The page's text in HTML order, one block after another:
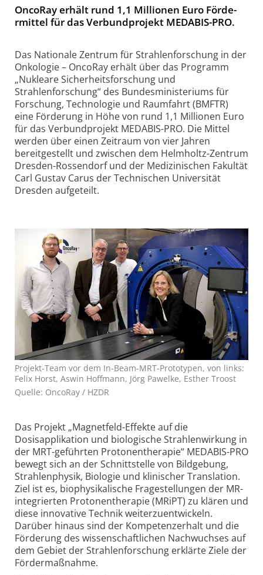
Onco­Ray er­hält rund 1,1 Mil­lio­nen Euro För­de­
rmittel für das Ver­bund­pro­jekt MEDABIS-PRO.
Das Nationale Zentrum für Strahlenforschung in der
Onkologie – OncoRay erhält über das Programm
„Nukleare Sicherheitsforschung und
Strahlenforschung“ des Bundesministeriums für
Forschung, Technologie und Raumfahrt (BMFTR)
eine Förderung in Höhe von rund 1,1 Millionen Euro
für das Verbundprojekt MEDABIS-PRO. Die Mittel
werden über einen Zeitraum von vier Jahren
bereitgestellt und zwischen dem Helmholtz-Zentrum
Dresden-Rossendorf und der Medizinischen Fakultät
Carl Gustav Carus der Technischen Universität
Dresden aufgeteilt.
Projekt-Team vor dem In-Beam-MRT-Prototypen, von links:
Felix Horst, Aswin Hoffmann, Jörg Pawelke, Esther Troost
Quelle: OncoRay / HZDR
Das Projekt „Magnetfeld-Effekte auf die
Dosisapplikation und biologische Strahlenwirkung in
der MRT-geführ­ten Protonentherapie“ MEDABIS-PRO
bewegt sich an der Schnittstelle von Bildgebung,
Strahlenphysik, Biologie und klinischer Translation.
Ziel ist es, biophysikalische Fragestellungen der MR-
inte­grier­ten Protonentherapie (MRiPT) zu klären und
diese innovative Technik weiterzuentwickeln.
Darüber hinaus sind der Kompetenzerhalt und die
Förderung des wissenschaftlichen Nachwuchses auf
dem Gebiet der Strahlenforschung erklärte Ziele der
Fördermaßnahme.